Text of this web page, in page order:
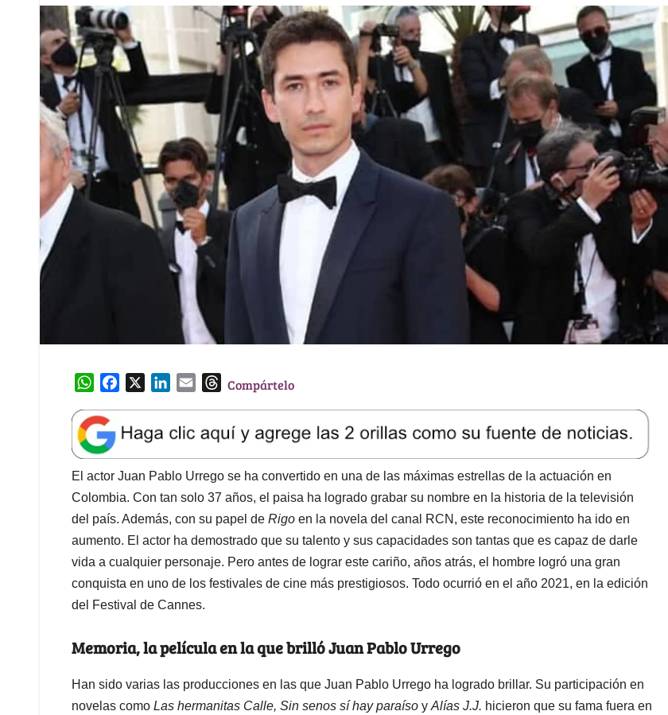
W
a
t
s
A
p
p
e
b
o
o
k
k
e
d
I
n
l
T
e
a
d
s
Compártelo
El actor Juan Pablo Urrego se ha convertido en una de las máximas estrellas de la actuación en
Colombia. Con tan solo 37 años, el paisa ha logrado grabar su nombre en la historia de la televisión
del país. Además, con su papel de Rigo en la novela del canal RCN, este reconocimiento ha ido en
aumento. El actor ha demostrado que su talento y sus capacidades son tantas que es capaz de darle
vida a cualquier personaje. Pero antes de lograr este cariño, años atrás, el hombre logró una gran
conquista en uno de los festivales de cine más prestigiosos. Todo ocurrió en el año 2021, en la edición
del Festival de Cannes.
Memoria, la película en la que brilló Juan Pablo Urrego
Han sido varias las producciones en las que Juan Pablo Urrego ha logrado brillar. Su participación en
novelas como Las hermanitas Calle, Sin senos sí hay paraíso y Alías J.J. hicieron que su fama fuera en